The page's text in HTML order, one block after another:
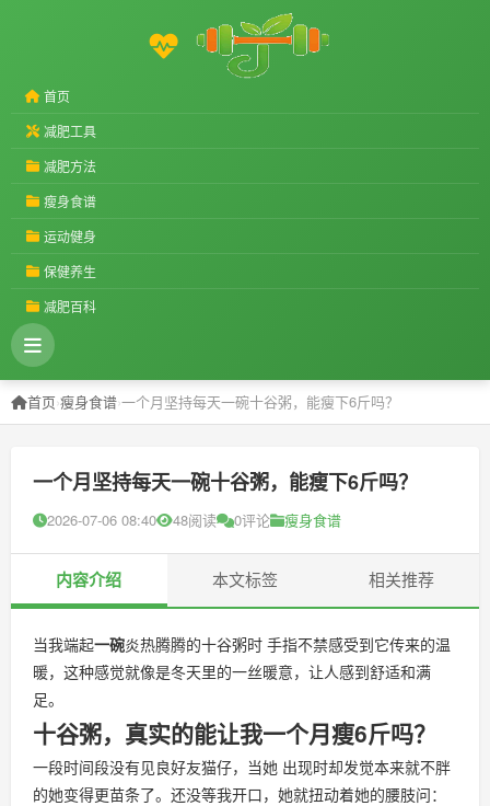
首页
减肥工具
减肥方法
瘦身食谱
运动健身
保健养生
减肥百科
首页›瘦身食谱›一个月坚持每天一碗十谷粥，能瘦下6斤吗？
一个月坚持每天一碗十谷粥，能瘦下6斤吗？
2026-07-06 08:40 48阅读 0评论 瘦身食谱
内容介绍 本文标签 相关推荐
当我端起一碗炎热腾腾的十谷粥时 手指不禁感受到它传来的温
暖，这种感觉就像是冬天里的一丝暖意，让人感到舒适和满
足。
十谷粥，真实的能让我一个月瘦6斤吗？
一段时间段没有见良好友猫仔，当她 出现时却发觉本来就不胖
的她变得更苗条了。还没等我开口，她就扭动着她的腰肢问：